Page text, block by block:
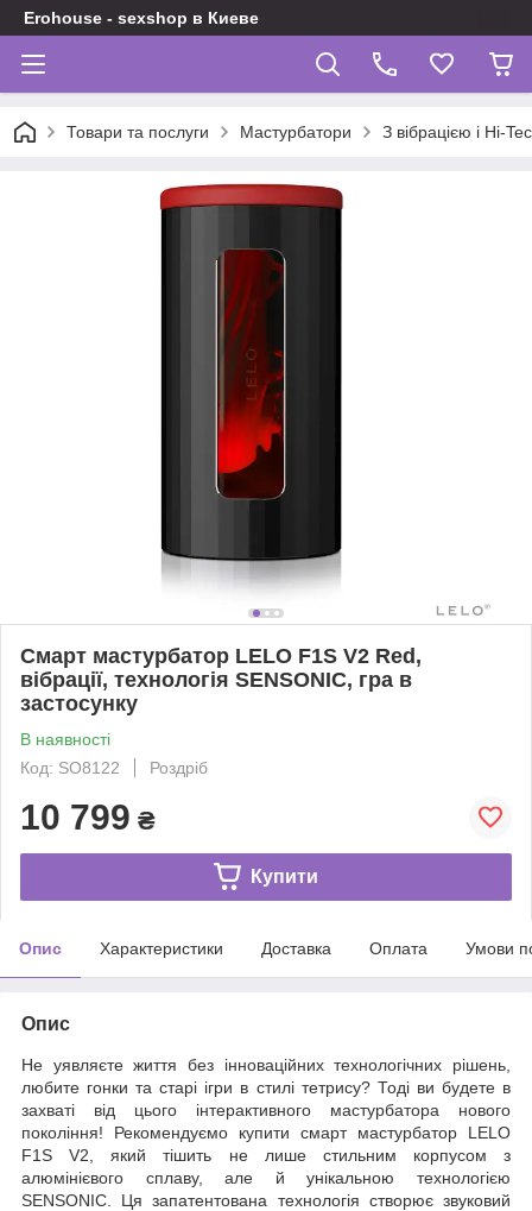
Erohouse - sexshop в Киеве
Товари та послуги Мастурбатори З вібрацією і Hi-
Смарт мастурбатор LELO F1S V2 Red,
вібрації, технологія SENSONIC, гра в
застосунку
В наявності
Код: SO8122
Роздріб
10 799 ₴
Купити
Опис Характеристики Доставка Оплата Умови
Опис
Не уявляєте життя без інноваційних технологічних рішень,
любите гонки та старі ігри в стилі тетрису? Тоді ви будете в
захваті від цього інтерактивного мастурбатора нового
покоління! Рекомендуємо купити смарт мастурбатор LELO
F1S V2, який тішить не лише стильним корпусом з
алюмінієвого сплаву, але й унікальною технологією
SENSONIC. Ця запатентована технологія створює звуковий